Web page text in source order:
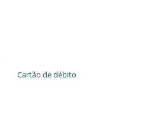
Cartão de débito